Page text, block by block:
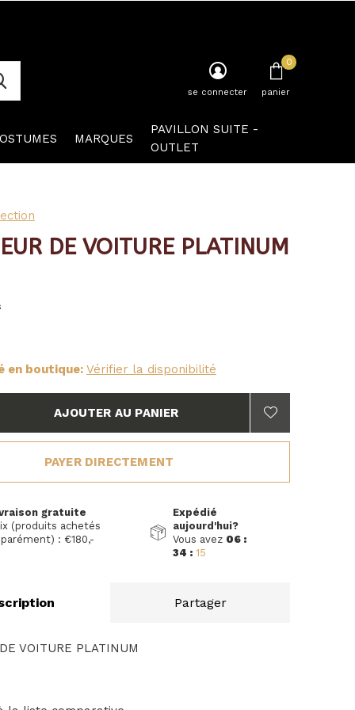
MARQUES
PAVILLON SUITE -
OUTLET
se connecter panier
0
DE VOITURE PLATINUM
en boutique: Vérifier la disponibilité
AJOUTER AU PANIER
PAYER DIRECTEMENT
gratuite
(produits achetés
: €180,-
Expédié
aujourd'hui?
Vous avez 06 :
34 :14
Partager
VOITURE PLATINUM